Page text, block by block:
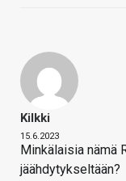
Kilkki
15.6.2023
Minkälaisia nämä
jäähdytykseltään?